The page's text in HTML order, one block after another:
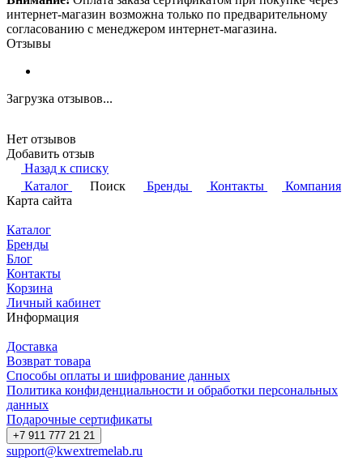
интернет-магазин возможна только по предварительному
согласованию с менеджером интернет-магазина.
Отзывы
Загрузка отзывов...
Нет отзывов
Добавить отзыв
Назад к списку
Каталог
Поиск Бренды Контакты
Компания
Карта сайта
Каталог
Бренды
Блог
Контакты
Корзина
Личный кабинет
Информация
Доставка
Возврат товара
Способы оплаты и шифрование данных
Политика конфиденциальности и обработки персональных
данных
Подарочные сертификаты
+7 911 777 21 21
support@kwextremelab.ru